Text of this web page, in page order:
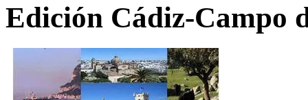
Edición Cádiz-Campo